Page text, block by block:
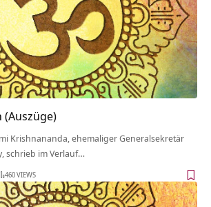
Krishnananda, ehemaliger Generalsekretär
schrieb im Verlauf…
460 VIEWS